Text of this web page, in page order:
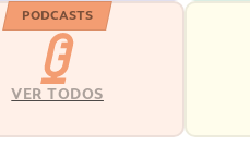
PODCASTS
VER TODOS